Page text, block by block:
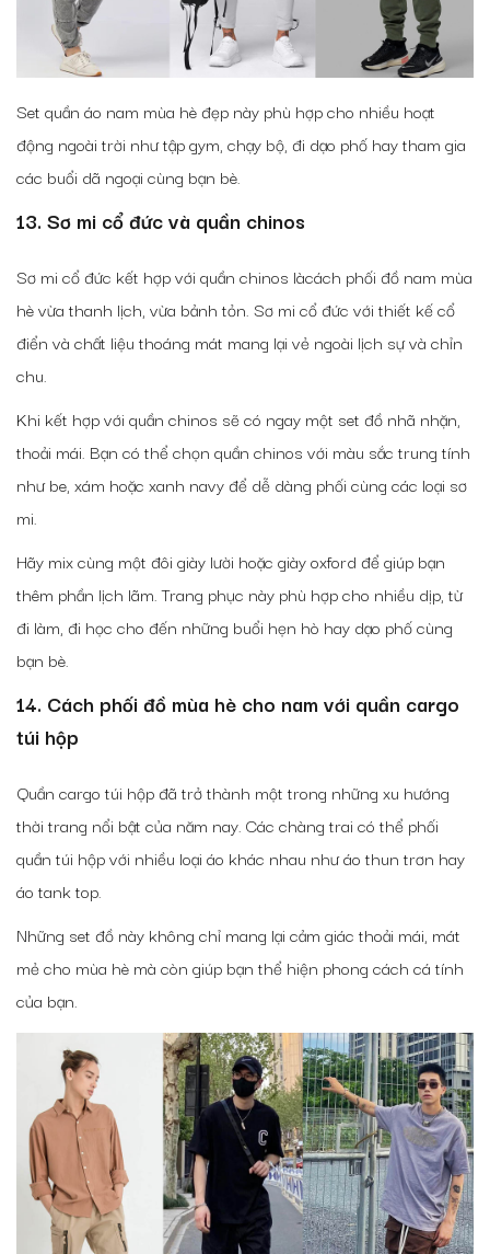
Set quần áo nam mùa hè đẹp này phù hợp cho nhiều hoạt
động ngoài trời như tập gym, chạy bộ, đi dạo phố hay tham gia
các buổi dã ngoại cùng bạn bè.
13. Sơ mi cổ đức và quần chinos
Sơ mi cổ đức kết hợp với quần chinos làcách phối đồ nam mùa
hè vừa thanh lịch, vừa bảnh tỏn. Sơ mi cổ đức với thiết kế cổ
điển và chất liệu thoáng mát mang lại vẻ ngoài lịch sự và chỉn
chu.
Khi kết hợp với quần chinos sẽ có ngay một set đồ nhã nhặn,
thoải mái. Bạn có thể chọn quần chinos với màu sắc trung tính
như be, xám hoặc xanh navy để dễ dàng phối cùng các loại sơ
mi.
Hãy mix cùng một đôi giày lười hoặc giày oxford để giúp bạn
thêm phần lịch lãm. Trang phục này phù hợp cho nhiều dịp, từ
đi làm, đi học cho đến những buổi hẹn hò hay dạo phố cùng
bạn bè.
14. Cách phối đồ mùa hè cho nam với quần cargo
túi hộp
Quần cargo túi hộp đã trở thành một trong những xu hướng
thời trang nổi bật của năm nay. Các chàng trai có thể phối
quần túi hộp với nhiều loại áo khác nhau như áo thun trơn hay
áo tank top.
Những set đồ này không chỉ mang lại cảm giác thoải mái, mát
mẻ cho mùa hè mà còn giúp bạn thể hiện phong cách cá tính
của bạn.